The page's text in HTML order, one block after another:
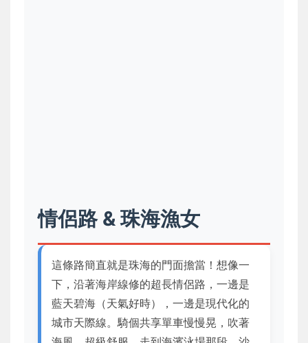
情侶路 & 珠海漁女
這條路簡直就是珠海的門面擔當！想像一
下，沿著海岸線修的超長情侶路，一邊是
藍天碧海（天氣好時），一邊是現代化的
城市天際線。騎個共享單車慢慢晃，吹著